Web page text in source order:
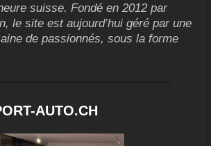
suisse. Fondé en 2012 par
le site est aujourd’hui géré par une
de passionnés, sous la forme
AUTO.CH